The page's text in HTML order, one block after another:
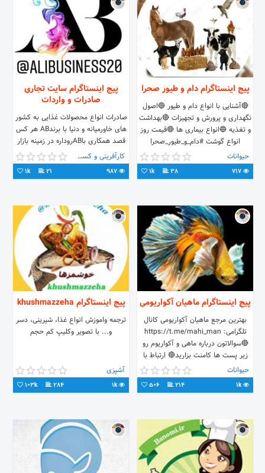
پیج اینستاگرام دام و طیور صحرا
🔴آشنایی با انواع دام و طیور 🔵اصول
نگهداری و پرورش و تجهیزات 🔴بهداشت
و تغذیه 🔵انواع بیماری ها 🔴قیمت روز
انواع گوشت #دام_و_طیور_صحرا
حیوانات
38
1k
پیج اینستاگرام سایت تجاری
صادرات و واردات
صادرات انواع محصولات غذایی به کشور
های خاورمیانه و دنیا با برندAB هر کس
قصد همکاری باABروداره در زمینه بازار
یابی و فروش به تیم مدیریتی پیام بدن
کارآفرینی و کسب و کار
21
1k
پیج اینستاگرام ماهیان آکواریومی
بهترین مرجع ماهیان آکواریومی کانال
تلگرامی: https://t.me/mahi_man
🔴سوالاتون درباره ماهی و آکواریوم رو
زیر پست ها کامنت بزارید🔴 ارتباط با
مدیر=دایرکت
حیوانات
1k
214
506
پیج اینستاگرام khushmazzeha
ترجمه واموزش انواع غذا، شیرینی، دسر
و... با تصویر وکلیپ کم حجم
آشپزی
1k
284
103k